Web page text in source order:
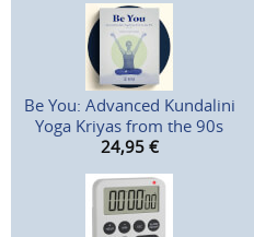
Be You: Advanced Kundalini
Yoga Kriyas from the 90s
24,95 €